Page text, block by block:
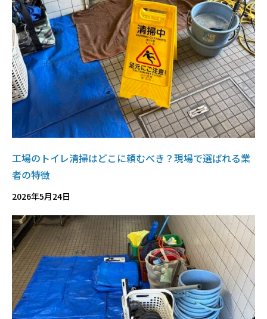
工場のトイレ清掃はどこに頼むべき？現場で選ばれる業
者の特徴
2026年5月24日